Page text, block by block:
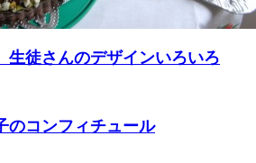
徒さんのデザインいろいろ
のコンフィチュール